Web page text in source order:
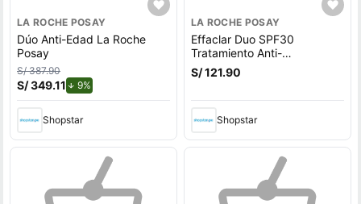
LA ROCHE POSAY
Dúo Anti-Edad La Roche
Posay
S/ 387.90
S/ 349.11 9%
Shopstar
LA ROCHE POSAY
Effaclar Duo SPF30
Tratamiento Anti-
imperfecciones La Roche
Posay - Tubo 40 ML
S/ 121.90
Shopstar